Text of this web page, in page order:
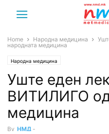
Home Народна медицина
народната медицина
Народна медицина
Уште еден
ВИТИЛИГО од
медицина
By НМД -